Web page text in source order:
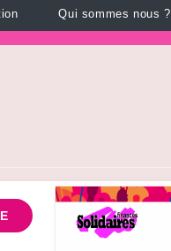
Qui sommes nous ?